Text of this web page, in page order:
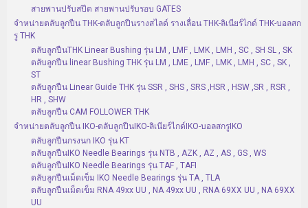
สายพานปรับสปีด สายพานปรับรอบ GATES
จำหน่ายตลับลูกปืน THK-ตลับลูกปืนรางสไลด์ รางเลื่อน THK-ลิเนียร์ไกด์ THK-บอลสก
รู THK
ตลับลูกปืนTHK Linear Bushing รุ่น LM , LMF , LMK , LMH , SC , SH SL , SK
ตลับลูกปืน linear Bushing THK รุ่น LM , LME , LMF , LMK , LMH , SC , SK ,
ST
ตลับลูกปืน Linear Guide THK รุ่น SSR , SHS , SRS ,HSR , HSW ,SR , RSR ,
HR , SHW
ตลับลูกปืน CAM FOLLOWER THK
จำหน่ายตลับลูกปืน IKO-ตลับลูกปืนIKO-ลิเนียร์ไกด์IKO-บอลสกรูIKO
ตลับลูกปืนกรงนก IKO รุ่น KT
ตลับลูกปืนIKO Needle Bearings รุ่น NTB , AZK , AZ , AS , GS , WS
ตลับลูกปืนIKO Needle Bearings รุ่น TAF , TAFI
ตลับลูกปืนเม็ดเข็ม IKO Needle Bearings รุ่น TA , TLA
ตลับลูกปืนเม็ดเข็ม RNA 49xx UU , NA 49xx UU , RNA 69XX UU , NA 69XX
UU